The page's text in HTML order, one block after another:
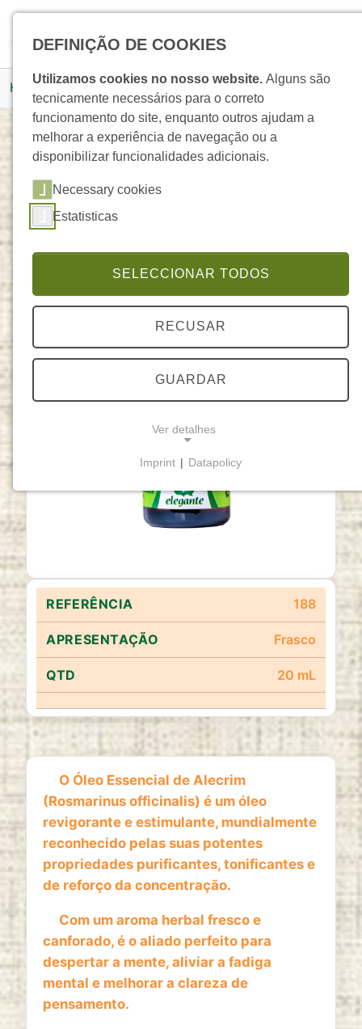
Skip to main navigation
Skip to main content
Skip to page footer
Pesquisar
You are here:
Homepage Produtos Detalhe Produto
Óleo Essencial de Alecrim
ELEGANTE
188
Frasco
20 mL
O Óleo Essencial de Alecrim
(Rosmarinus officinalis) é um óleo
revigorante e estimulante, mundialmente
reconhecido pelas suas potentes
propriedades purificantes, tonificantes e
de reforço da concentração.
Com um aroma herbal fresco e
canforado, é o aliado perfeito para
despertar a mente, aliviar a fadiga
mental e melhorar a clareza de
pensamento.
DEFINIÇÃO DE COOKIES
Utilizamos cookies no nosso website. Alguns são
tecnicamente necessários para o correto
funcionamento do site, enquanto outros ajudam a
melhorar a experiência de navegação ou a
disponibilizar funcionalidades adicionais.
Necessary cookies
Estatisticas
SELECCIONAR TODOS
RECUSAR
GUARDAR
Ver detalhes
Cookies necessáriospermitem funcionalidades
básicas e são essenciais para o funcionamento
Cookie Consent
Name:
Purpose:
Este cookie armazena as opções de
consentimento selecionadas pelo utilizador.
Cookie duration:
1 year
ESTATISTICAS
Cookies de estatísticasrecolhem informação de
forma anónima. Estes dados ajudam-nos a
compreender como os visitantes utilizam o nosso
website.
Google Analytics
Name:
_ga, _ga_*
Provider:
Imprint | Datapolicy